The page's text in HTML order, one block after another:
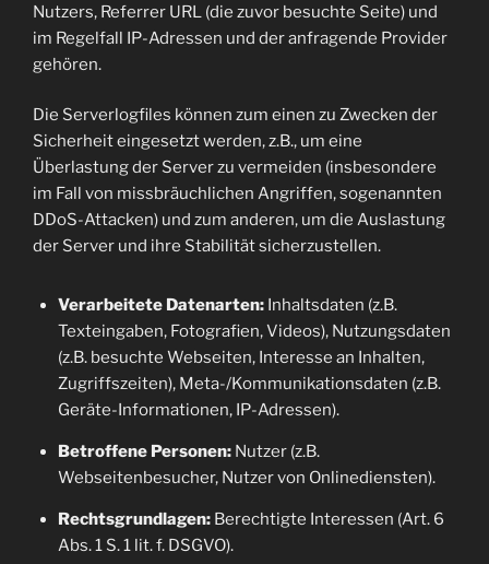
Nutzers, Referrer URL (die zuvor besuchte Seite) und
im Regelfall IP-Adressen und der anfragende Provider
gehören.
Die Serverlogfiles können zum einen zu Zwecken der
Sicherheit eingesetzt werden, z.B., um eine
Überlastung der Server zu vermeiden (insbesondere
im Fall von missbräuchlichen Angriffen, sogenannten
DDoS-Attacken) und zum anderen, um die Auslastung
der Server und ihre Stabilität sicherzustellen.
Verarbeitete Datenarten:Inhaltsdaten (z.B.
Texteingaben, Fotografien, Videos), Nutzungsdaten
(z.B. besuchte Webseiten, Interesse an Inhalten,
Zugriffszeiten), Meta-/Kommunikationsdaten (z.B.
Geräte-Informationen, IP-Adressen).
Betroffene Personen:Nutzer (z.B.
Webseitenbesucher, Nutzer von Onlinediensten).
Rechtsgrundlagen:Berechtigte Interessen (Art. 6
Abs. 1 S. 1 lit. f. DSGVO).